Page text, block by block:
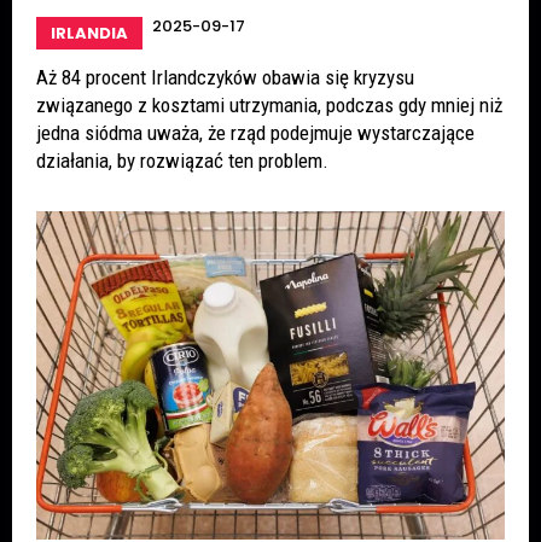
IRLANDIA 2025-09-17
Aż 84 procent Irlandczyków obawia się kryzysu
związanego z kosztami utrzymania, podczas gdy mniej niż
jedna siódma uważa, że rząd podejmuje wystarczające
działania, by rozwiązać ten problem.